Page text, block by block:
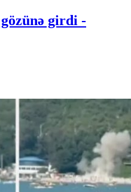
girdi -